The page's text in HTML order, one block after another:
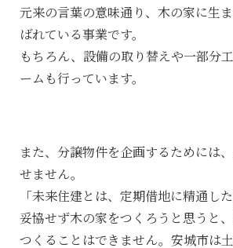
元来の言葉の意味通り、木の家に生
ばれている事業です。
もちろん、設備の取り替えや一部分
ームも行っています。
また、分譲物件を企画するためには
せません。
「未来住建とは、定期借地に精通し
妥協せず木の家をつくろうと思うと
つくることはできません。安城市は